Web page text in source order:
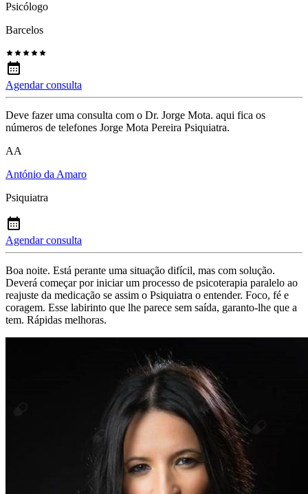
Psicólogo
Barcelos
Agendar consulta
Deve fazer uma consulta com o Dr. Jorge Mota. aqui fica os
números de telefones Jorge Mota Pereira Psiquiatra.
AA
António da Amaro
Psiquiatra
Agendar consulta
Boa noite. Está perante uma situação difícil, mas com solução.
Deverá começar por iniciar um processo de psicoterapia paralelo ao
reajuste da medicação se assim o Psiquiatra o entender. Foco, fé e
coragem. Esse labirinto que lhe parece sem saída, garanto-lhe que a
tem. Rápidas melhoras.